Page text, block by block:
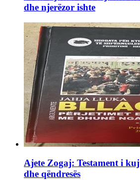
dhe njerëzor ishte
Ajete Zogaj: Testament i
dhe qëndresës